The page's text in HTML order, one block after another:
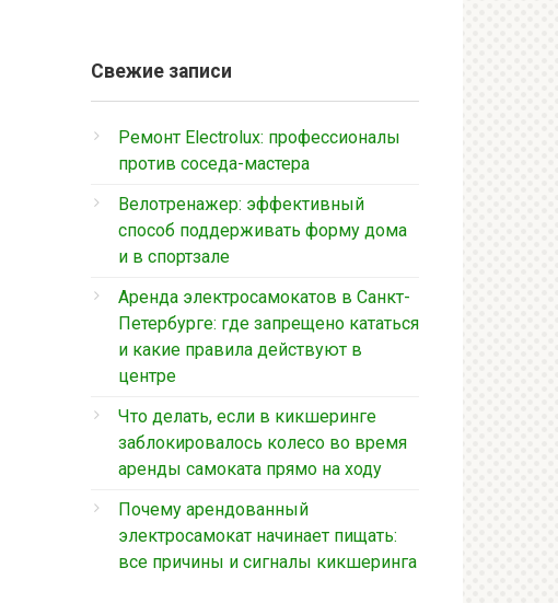
Свежие записи
Ремонт Electrolux: профессионалы
против соседа-мастера
Велотренажер: эффективный
способ поддерживать форму дома
и в спортзале
Аренда электросамокатов в Санкт-
Петербурге: где запрещено кататься
и какие правила действуют в
центре
Что делать, если в кикшеринге
заблокировалось колесо во время
аренды самоката прямо на ходу
Почему арендованный
электросамокат начинает пищать:
все причины и сигналы кикшеринга